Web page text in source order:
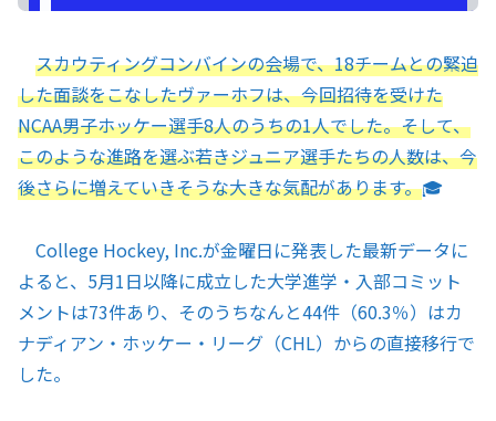
スカウティングコンバインの会場で、18チームとの緊迫
した面談をこなしたヴァーホフは、今回招待を受けた
NCAA男子ホッケー選手8人のうちの1人でした。そして、
このような進路を選ぶ若きジュニア選手たちの人数は、今
後さらに増えていきそうな大きな気配があります。🎓
College Hockey, Inc.が金曜日に発表した最新データに
よると、5月1日以降に成立した大学進学・入部コミット
メントは73件あり、そのうちなんと44件（60.3％）はカ
ナディアン・ホッケー・リーグ（CHL）からの直接移行で
した。